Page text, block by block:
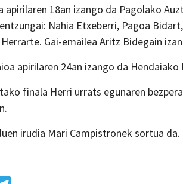
apirilaren 18an izango da Pagolako
Nahia Etxeberri, Pagoa
Gai-emailea Aritz Bidegain
apirilaren 24an izango da
finala Herri urrats egunaren
irudia Mari Campistronek sortua da.